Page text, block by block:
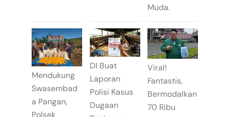
Muda.
Mendukung
Swasembad
a Pangan,
Polsek
DI Buat
Laporan
Polisi Kasus
Dugaan
Viral!
Fantastis,
Bermodalkan
70 Ribu